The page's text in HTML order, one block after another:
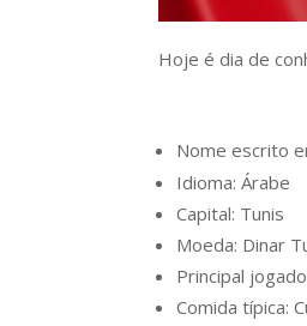
Hoje é dia de
Nome escrito
Idioma: Árabe
Capital: Tunis
Moeda: Dinar
Principal
Comida típica: